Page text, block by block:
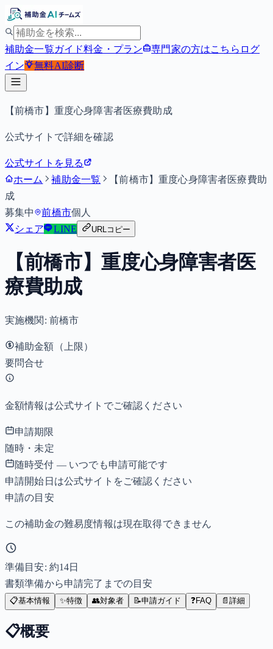
補助金一覧ガイド料金・プラン 専門家の方はこちら ログ
イン
無料AI診断
【前橋市】重度心身障害者医療費助成
公式サイトで詳細を確認
公式サイトを見る
ホーム
補助金一覧
【前橋市】重度心身障害者医療費助
成
募集中
前橋市個人
シェア
LINE URLコピー
【前橋市】重度心身障害者医
療費助成
実施機関: 前橋市
補助金額（上限）
要問合せ
金額情報は公式サイトでご確認ください
申請期限
随時・未定
随時受付 — いつでも申請可能です
申請開始日は公式サイトをご確認ください
申請の目安
この補助金の難易度情報は現在取得できません
準備目安: 約14日
書類準備から申請完了までの目安
📋基本情報 ✨特徴 👥対象者 📝申請ガイド ❓FAQ 📄 詳細
📋概要